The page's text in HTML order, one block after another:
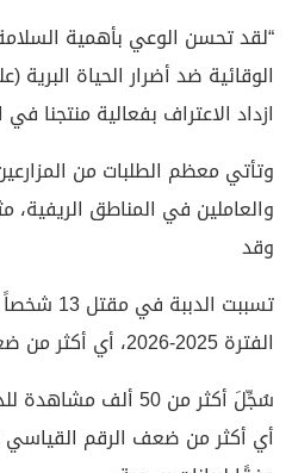
“لقد تحسن الوعي بأهمية السلامة
الوقائية ضد أضرار الحياة البرية
ازداد الاعتراف بفعالية منتجنا
وتأتي معظم الطلبات من
والعاملين في المناطق الريفية،
وقد
تسببت
الفترة 2025-2026، أي أكثر من ضعف الرقم القياسي السابق.
سُجِّلَ أكثر من 50 ألف
أي أكثر من ضعف الرقم القياسي